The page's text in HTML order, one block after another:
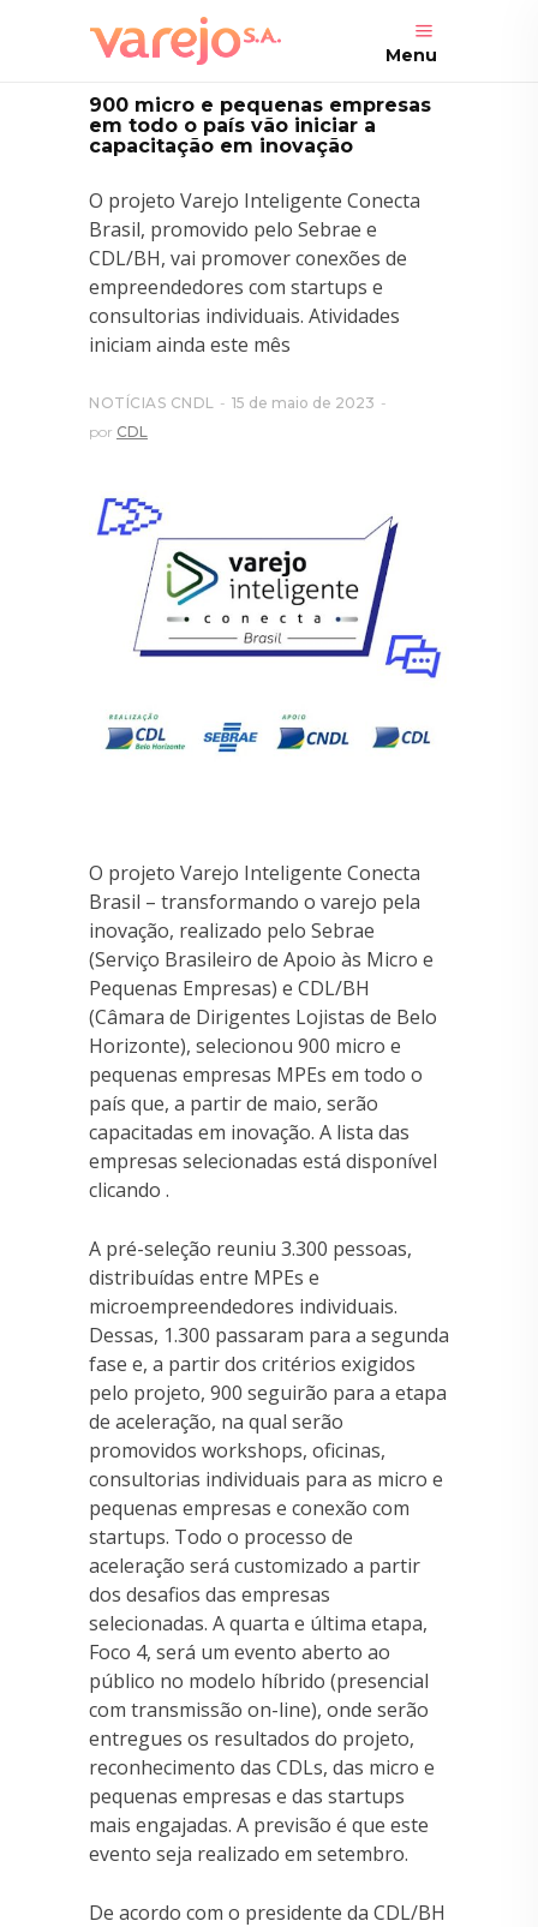
Menu
900 micro e pequenas empresas
em todo o país vão iniciar a
capacitação em inovação
O projeto Varejo Inteligente Conecta
Brasil, promovido pelo Sebrae e
CDL/BH, vai promover conexões de
empreendedores com startups e
consultorias individuais. Atividades
iniciam ainda este mês
NOTÍCIAS CNDL
15 de maio de 2023
por CDL
O projeto Varejo Inteligente Conecta
Brasil – transformando o varejo pela
inovação, realizado pelo Sebrae
(Serviço Brasileiro de Apoio às Micro e
Pequenas Empresas) e CDL/BH
(Câmara de Dirigentes Lojistas de Belo
Horizonte), selecionou 900 micro e
pequenas empresas MPEs em todo o
país que, a partir de maio, serão
capacitadas em inovação. A lista das
empresas selecionadas está disponível
clicando .
A pré-seleção reuniu 3.300 pessoas,
distribuídas entre MPEs e
microempreendedores individuais.
Dessas, 1.300 passaram para a segunda
fase e, a partir dos critérios exigidos
pelo projeto, 900 seguirão para a etapa
de aceleração, na qual serão
promovidos workshops, oficinas,
consultorias individuais para as micro e
pequenas empresas e conexão com
startups. Todo o processo de
aceleração será customizado a partir
dos desafios das empresas
selecionadas. A quarta e última etapa,
Foco 4, será um evento aberto ao
público no modelo híbrido (presencial
com transmissão on-line), onde serão
entregues os resultados do projeto,
reconhecimento das CDLs, das micro e
pequenas empresas e das startups
mais engajadas. A previsão é que este
evento seja realizado em setembro.
De acordo com o presidente da CDL/BH